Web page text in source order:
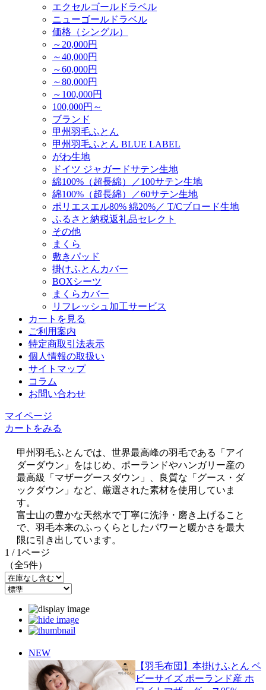
エクセルゴールドラベル
ニューゴールドラベル
価格（シングル）
～20,000円
～40,000円
～60,000円
～80,000円
～100,000円
100,000円～
ブランド
甲州羽毛ふとん
甲州羽毛ふとん BLUE LABEL
がわ生地
ドイツ ジャガードサテン生地
綿100%（超長綿）／100サテン生地
綿100%（超長綿）／60サテン生地
ポリエスエル80% 綿20%／ T/Cブロード生地
ふるさと納税返礼品セレクト
その他
まくら
敷きパッド
掛けふとんカバー
BOXシーツ
まくらカバー
リフレッシュ加工サービス
カートを見る
ご利用案内
特定商取引法表示
個人情報の取扱い
サイトマップ
コラム
お問い合わせ
マイページ
カートをみる
甲州羽毛ふとんでは、世界最高峰の羽毛である「アイ
ダーダウン」をはじめ、ポーランドやハンガリー産の
最高級「マザーグースダウン」、良質な「グース・ダ
ックダウン」など、厳選された素材を使用していま
す。
富士山の豊かな天然水で丁寧に洗浄・磨き上げること
で、羽毛本来のふっくらとしたパワーと暖かさを最大
限に引き出しています。
1 / 1ページ
（全5件）
NEW
【羽毛布団】本掛けふとん ベ
ビーサイズ ポーランド産 ホ